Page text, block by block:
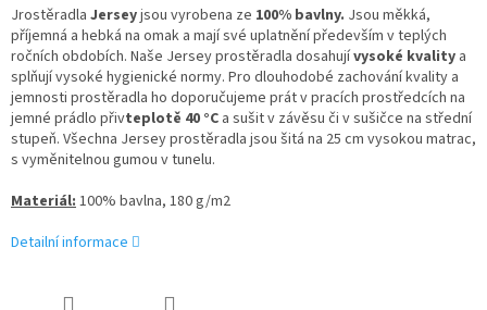
Jrostěradla Jerseyjsou vyrobena ze 100% bavlny. Jsou měkká,
příjemná a hebká na omak a mají své uplatnění především v teplých
ročních obdobích. Naše Jersey prostěradla dosahujívysoké kvality a
splňují vysoké hygienické normy. Pro dlouhodobé zachování kvality a
jemnosti prostěradla ho doporučujeme prát v pracích prostředcích na
jemné prádlo přivteplotě 40 °C a sušit v závěsu či v sušičce na střední
stupeň. Všechna Jersey prostěradla jsou šitá na 25 cm vysokou matrac,
s vyměnitelnou gumou v tunelu.
Materiál:100% bavlna, 180 g/m2
Detailní informace